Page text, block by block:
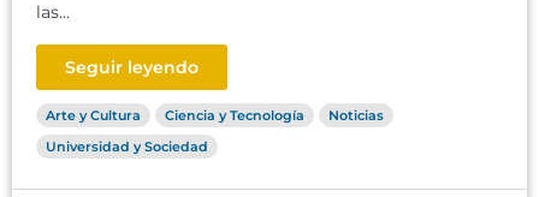
las...
Seguir leyendo
Arte y Cultura Ciencia y Tecnología
Noticias
Universidad y Sociedad